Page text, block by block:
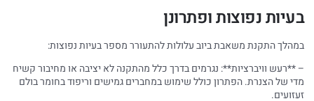
בעיות נפוצות ופתרונן
במהלך התקנת משאבת ביוב עלולות להתעורר מספר בעיות נפוצות:
– **רעש וויברציות**: נגרמים בדרך כלל מהתקנה לא יציבה או מחיבור קשיח
מדי של הצנרת. הפתרון כולל שימוש במחברים גמישים וריפוד בחומר בולם
זעזועים.